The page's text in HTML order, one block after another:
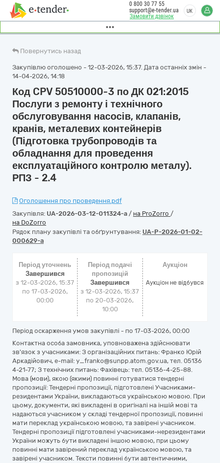
Замовити дзвінок
0 800 30 77 55
support@e-tender.ua
UK
Повернутись назад
Закупівлю оголошено - 12-03-2026, 15:37. Дата останніх змін -
14-04-2026, 14:18
Код CPV 50510000-3 по ДК 021:2015
Послуги з ремонту і технічного
обслуговування насосів, клапанів,
кранів, металевих контейнерів
(Підготовка трубопроводів та
обладнання для проведення
експлуатаційного контролю металу).
РПЗ - 2.4
Оголошення про проведення.pdf
Закупівля: UA-2026-03-12-011324-a / на ProZorro /
на DoZorro
Рядок плану закупівлі та обґрунтування: UA-P-2026-01-02-
000629-a
Період уточнень
Завершився
з 12-03-2026, 15:37
по 17-03-2026,
00:00
Період подачі
пропозицій
Завершився
з 12-03-2026, 15:37
по 20-03-2026,
10:00
Аукціон
Аукціон не відбувся
Період оскарження умов закупівлі - по 17-03-2026, 00:00
Контактна особа замовника, уповноважена здійснювати
зв'язок з учасниками: З організаційних питань: Франко Юрій
Аркадійович, e-mail: y_franko@sunpp.atom.gov.ua, тел. 05136
4-21-77; З технічних питань: Фахівець: тел. 05136-4-25-88.
Мова (мови), якою (якими) повинні готуватися тендерні
пропозиції: Тендерні пропозиції, підготовлені Учасниками-
резидентами України, викладаються українською мовою. При
цьому, документи, які викладені в оригіналі на іншій мові та
надаються учасником у складі тендерної пропозиції, повинні
мати переклад українською мовою, та завірені учасником.
Тендерні пропозиції підготовлені учасниками-нерезидентами
України можуть бути викладені іншою мовою, при цьому
повинні мати завірений переклад українською мовою, та
завірені учасником. Тексти повинні бути автентичними,